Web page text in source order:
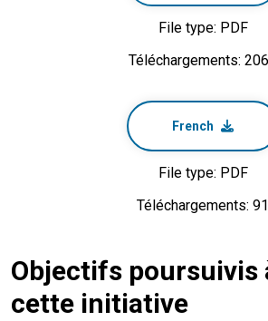
File type: PDF
Téléchargements:
French
File type: PDF
Téléchargements: 91
Objectifs poursuivis
cette initiative